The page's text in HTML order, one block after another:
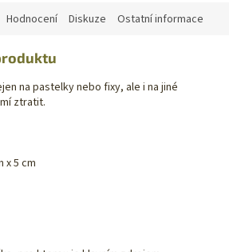
Hodnocení Diskuze Ostatní informace
na pastelky nebo fixy, ale i na jiné
ztratit.
x 5 cm